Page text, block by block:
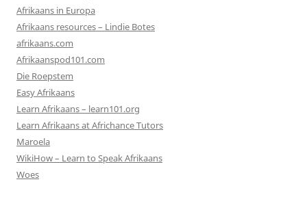
Afrikaans in Europa
Afrikaans resources – Lindie Botes
afrikaans.com
Afrikaanspod101.com
Die Roepstem
Easy Afrikaans
Learn Afrikaans – learn101.org
Learn Afrikaans at Africhance Tutors
Maroela
WikiHow – Learn to Speak Afrikaans
Woes